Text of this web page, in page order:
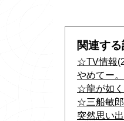
関連す
☆TV情報
やめてー。
☆龍が如
☆三船敏
突然思い